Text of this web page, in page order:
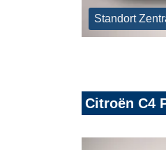
Standort
Citroën C4